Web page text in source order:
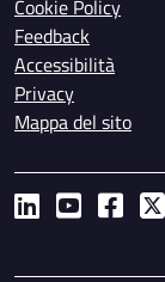
Cookie Policy
Feedback
Accessibilità
Privacy
Mappa del sito